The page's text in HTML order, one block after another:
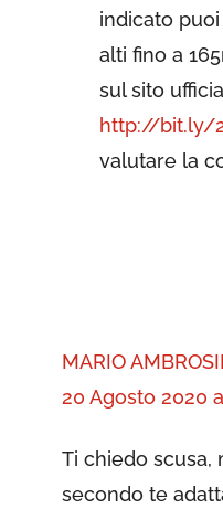
indicato
alti fino a
sul sito
http://bit.ly/
valutare la
MARIO
20 Agosto 2020
Ti chiedo scusa,
secondo te